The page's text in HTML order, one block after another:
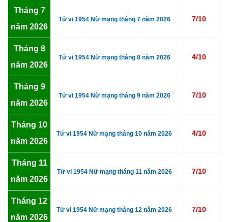
Tháng 7
năm 2026
Tử vi 1954 Nữ mạng tháng 7 năm 2026 7/10
Tháng 8
năm 2026
Tử vi 1954 Nữ mạng tháng 8 năm 2026 4/10
Tháng 9
năm 2026
Tử vi 1954 Nữ mạng tháng 9 năm 2026 7/10
Tháng 10
năm 2026
Tử vi 1954 Nữ mạng tháng 10 năm 2026 4/10
Tháng 11
năm 2026
Tử vi 1954 Nữ mạng tháng 11 năm 2026 7/10
Tháng 12
năm 2026
Tử vi 1954 Nữ mạng tháng 12 năm 2026 7/10